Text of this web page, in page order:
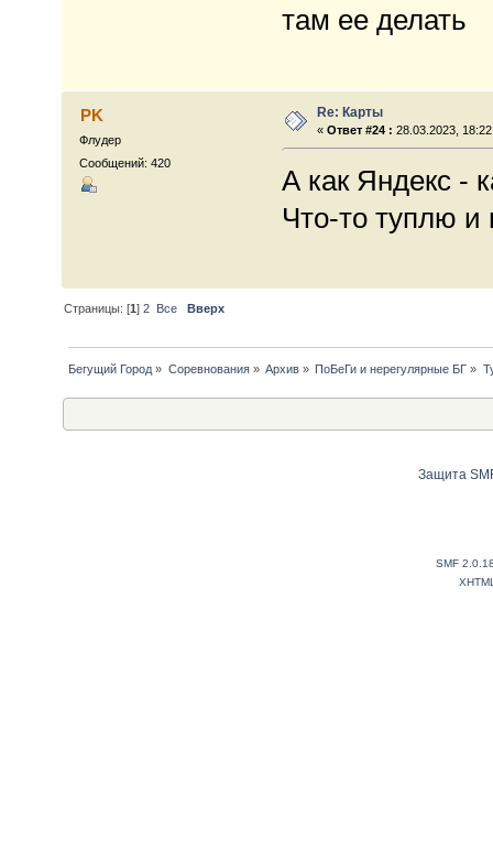
там ее делать
PK
Флудер
Сообщений: 420
Re: Карты
«Ответ #24 : 28.03.2023,
А как Яндекс -
Что-то туплю и
Страницы: [1]2 Все Вверх
Бегущий Город » Соревнования» Архив » ПоБеГи и нерегулярные БГ »
Защита
SMF